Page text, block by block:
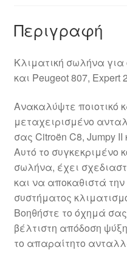
Περιγραφή
Κλιματική σωλήνα
και Peugeot 807, Expert
Ανακαλύψτε ποιοτικό
μεταχειρισμένο
σας Citroën C8, Jumpy II
Αυτό το συγκεκριμένο
σωλήνα, έχει
και να αποκαθιστά την
συστήματος
Βοηθήστε το όχημά
βέλτιστη απόδοση
το απαραίτητο